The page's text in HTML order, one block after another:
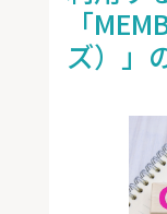
「
ズ）」